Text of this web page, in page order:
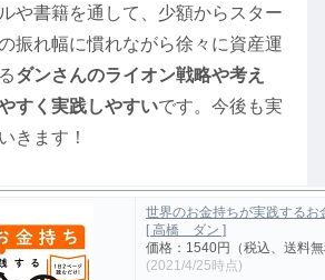
や書籍を通して、少額からスター
振れ幅に慣れながら徐々に資産運
ダンさんのライオン戦略や考え
すく実践しやすいです。今後も実
きます！
世界のお金持ちが実践するお
[ 高橋 ダン ]
価格：1540円（税込、送料
(2021/4/25時点)